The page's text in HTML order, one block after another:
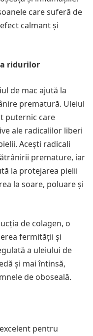
care suferă de
calmant și
ridurilor
de mac ajută la
prematură. Uleiul
puternic care
ale radicalilor liberi
Acești radicali
premature, iar
la protejarea pielii
la soare, poluare și
de colagen, o
fermității și
a uleiului de
și mai întinsă,
de oboseală.
pentru